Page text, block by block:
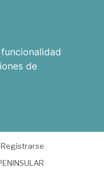
de
Registrarse